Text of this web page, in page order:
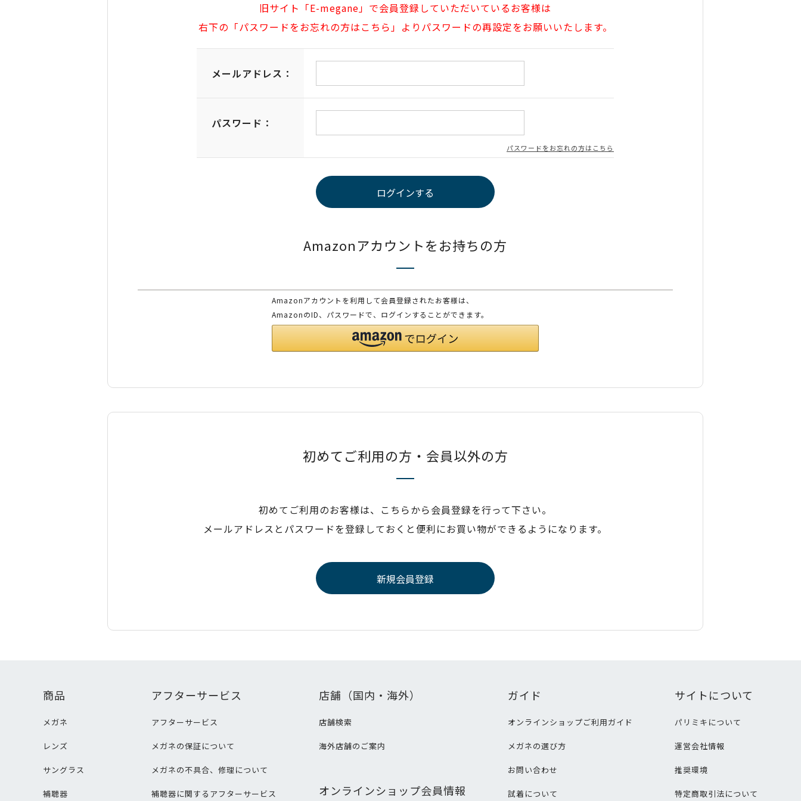
旧サイト「E-megane」で会員登録していただいているお客様は
右下の「パスワードをお忘れの方はこちら」よりパスワードの再設定をお願いいたします。
メールアドレス：
パスワード：
パスワードをお忘れの方はこちら
Amazonアカウントをお持ちの方
Amazonアカウントを利用して会員登録されたお客様は、
AmazonのID、パスワードで、ログインすることができます。
初めてご利用の方・会員以外の方
初めてご利用のお客様は、こちらから会員登録を行って下さい。
メールアドレスとパスワードを登録しておくと便利にお買い物ができるようになります。
商品
メガネ
レンズ
サングラス
補聴器
アフターサービス
アフターサービス
メガネの保証について
メガネの不具合、修理について
補聴器に関するアフターサービス
店舗（国内・海外）
店舗検索
海外店舗のご案内
オンラインショップ会員情報
ガイド
オンラインショップご利用ガイド
メガネの選び方
お問い合わせ
試着について
サイトについて
パリミキについて
運営会社情報
推奨環境
特定商取引法について